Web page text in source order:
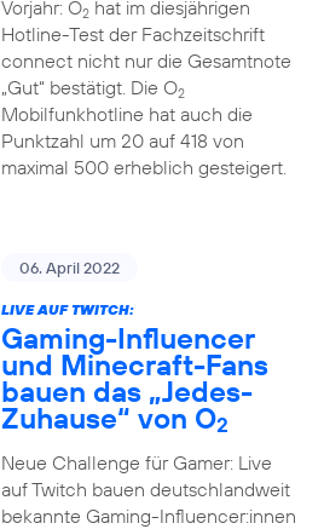
Vorjahr: O2hat im diesjährigen
Hotline-Test der Fachzeitschrift
connect nicht nur die Gesamtnote
„Gut“ bestätigt. Die O2
Mobilfunkhotline hat auch die
Punktzahl um 20 auf 418 von
maximal 500 erheblich gesteigert.
06. April 2022
LIVE AUF TWITCH:
Gaming-Influencer
und Minecraft-Fans
bauen das „Jedes-
Zuhause“ von O2
Neue Challenge für Gamer: Live
auf Twitch bauen deutschlandweit
bekannte Gaming-Influencer:innen